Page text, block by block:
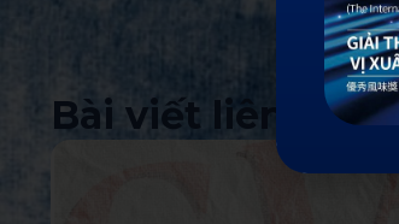
Bài viết liên quan